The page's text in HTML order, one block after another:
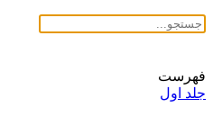
فهرست
جلد اول